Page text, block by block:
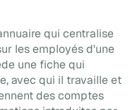
qui centralise
les employés d'une
une fiche qui
avec qui il travaille et
des comptes